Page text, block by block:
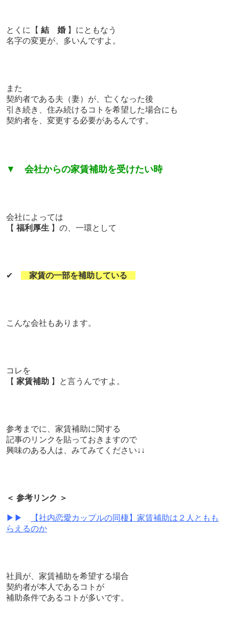
とくに【 結 婚】にともなう
名字の変更が、多いんですよ。
また
契約者である夫（妻）が、亡くなった後
引き続き、住み続けるコトを希望した場合にも
契約者を、変更する必要があるんです。
▼ 会社からの家賃補助を受けたい時
会社によっては
【 福利厚生 】の、一環として
✔ 家賃の一部を補助している
こんな会社もあります。
コレを
【 家賃補助】と言うんですよ。
参考までに、家賃補助に関する
記事のリンクを貼っておきますので
興味のある人は、みてみてください↓↓
＜ 参考リンク ＞
▶▶
【社内恋愛カップルの同棲】家賃補助は２人ともも
らえるのか
社員が、家賃補助を希望する場合
契約者が本人であるコトが
補助条件であるコトが多いです。